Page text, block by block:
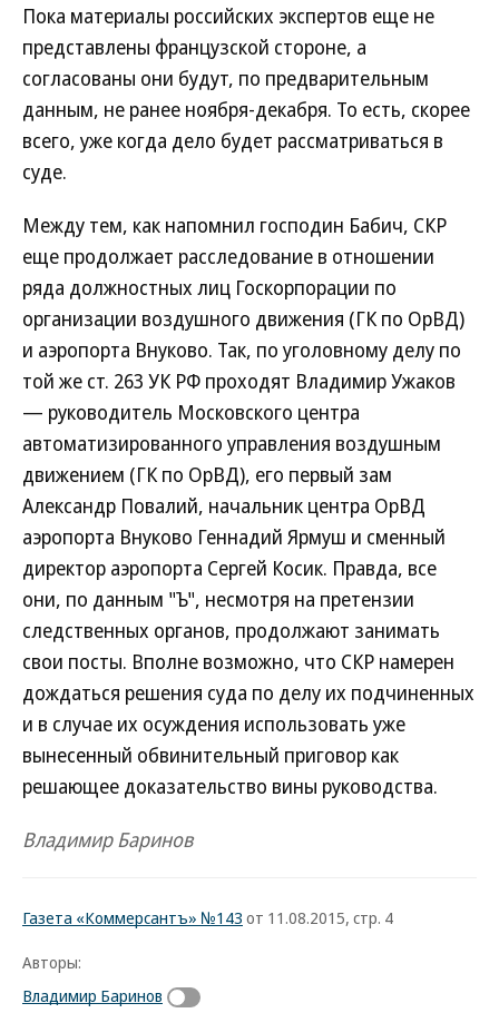
Пока материалы российских экспертов еще не
представлены французской стороне, а
согласованы они будут, по предварительным
данным, не ранее ноября-декабря. То есть, скорее
всего, уже когда дело будет рассматриваться в
суде.
Между тем, как напомнил господин Бабич, СКР
еще продолжает расследование в отношении
ряда должностных лиц Госкорпорации по
организации воздушного движения (ГК по ОрВД)
и аэропорта Внуково. Так, по уголовному делу по
той же ст. 263 УК РФ проходят Владимир Ужаков
— руководитель Московского центра
автоматизированного управления воздушным
движением (ГК по ОрВД), его первый зам
Александр Повалий, начальник центра ОрВД
аэропорта Внуково Геннадий Ярмуш и сменный
директор аэропорта Сергей Косик. Правда, все
они, по данным "Ъ", несмотря на претензии
следственных органов, продолжают занимать
свои посты. Вполне возможно, что СКР намерен
дождаться решения суда по делу их подчиненных
и в случае их осуждения использовать уже
вынесенный обвинительный приговор как
решающее доказательство вины руководства.
Владимир Баринов
Газета «Коммерсантъ» №143 от 11.08.2015, стр. 4
Авторы:
Владимир Баринов